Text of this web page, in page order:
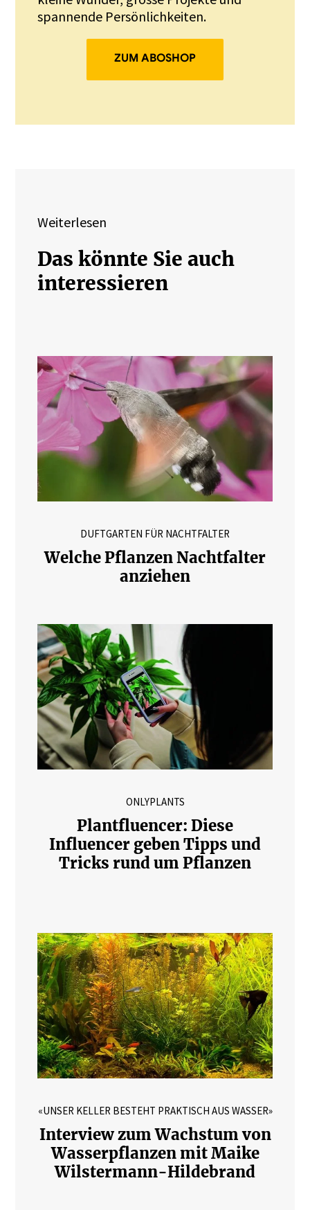
spannende Persönlichkeiten.
ZUM ABOSHOP
Weiterlesen
Das könnte Sie auch
interessieren
DUFTGARTEN FÜR NACHTFALTER
Welche Pflanzen Nachtfalter
anziehen
ONLYPLANTS
Plantfluencer: Diese
Influencer geben Tipps und
Tricks rund um Pflanzen
«UNSER KELLER BESTEHT PRAKTISCH AUS WASSER»
Interview zum Wachstum von
Wasserpflanzen mit Maike
Wilstermann-Hildebrand